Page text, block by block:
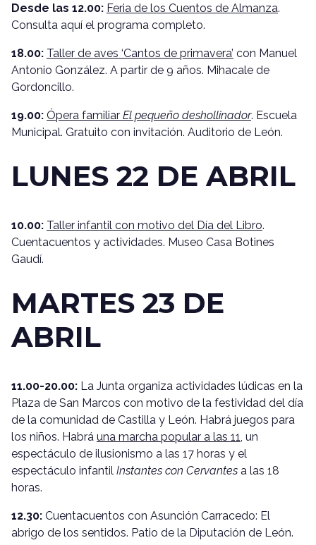
Desde las 12.00: Feria de los Cuentos de Almanza.
Consulta aquí el programa completo.
18.00: Taller de aves ‘Cantos de primavera’ con Manuel
Antonio González. A partir de 9 años. Mihacale de
Gordoncillo.
19.00: Ópera familiar El pequeño deshollinador. Escuela
Municipal. Gratuito con invitación. Auditorio de León.
LUNES 22 DE ABRIL
10.00: Taller infantil con motivo del Día del Libro.
Cuentacuentos y actividades. Museo Casa Botines
Gaudí.
MARTES 23 DE
ABRIL
11.00-20.00: La Junta organiza actividades lúdicas en la
Plaza de San Marcos con motivo de la festividad del día
de la comunidad de Castilla y León. Habrá juegos para
los niños. Habrá una marcha popular a las 11 , un
espectáculo de ilusionismo a las 17 horas y el
espectáculo infantil Instantes con Cervantes a las 18
horas.
12.30: Cuentacuentos con Asunción Carracedo: El
abrigo de los sentidos. Patio de la Diputación de León.